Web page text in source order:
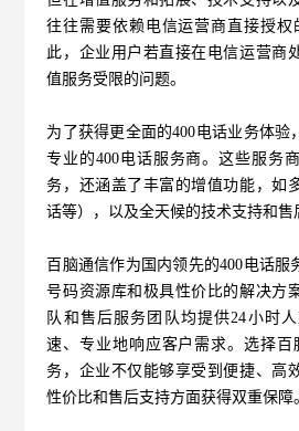
往往需要依赖电信运营商直接授权
此，企业用户若直接在电信运营商
值服务受限的问题。
为了获得更全面的400电话业务体验
专业的400电话服务商。这些服务
务，还涵盖了丰富的增值功能，如
话等），以及全天候的技术支持和售
百脑通信作为国内领先的400电话服
号码资源库和极具性价比的解决方
队和售后服务团队均提供24小时
速、专业地响应客户需求。选择百
务，企业不仅能够享受到便捷、高
性价比和售后支持方面获得双重保障